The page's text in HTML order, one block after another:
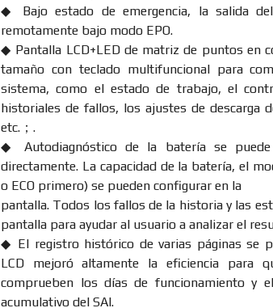
◆ Bajo estado de emergencia, la salida
remotamente bajo modo EPO.
◆ Pantalla LCD+LED de matriz de puntos en
tamaño con teclado multifuncional para
sistema, como el estado de trabajo, el
historiales de fallos, los ajustes de descarga
etc.；.
◆ Autodiagnóstico de la batería se
directamente. La capacidad de la batería, el
o ECO primero) se pueden configurar en la
pantalla. Todos los fallos de la historia y las
pantalla para ayudar al usuario a analizar el
◆ El registro histórico de varias páginas se
LCD mejoró altamente la eficiencia para
comprueben los días de funcionamiento y
acumulativo del SAI.